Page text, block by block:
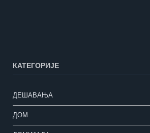
КАТЕГОРИЈЕ
ДЕШАВАЊА
ДОМ